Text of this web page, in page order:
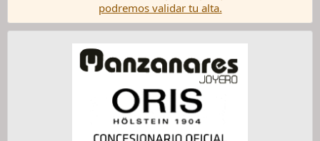
podremos validar tu alta.